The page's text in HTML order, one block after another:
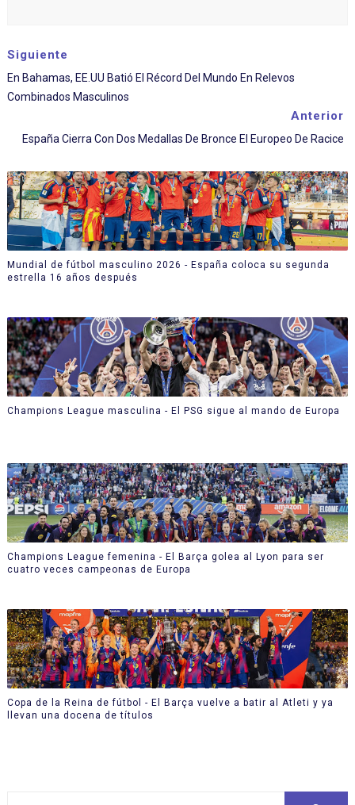
Siguiente
En Bahamas, EE.UU Batió El Récord Del Mundo En Relevos
Combinados Masculinos
Anterior
España Cierra Con Dos Medallas De Bronce El Europeo De Racice
Mundial de fútbol masculino 2026 - España coloca su segunda
estrella 16 años después
Champions League masculina - El PSG sigue al mando de Europa
Champions League femenina - El Barça golea al Lyon para ser
cuatro veces campeonas de Europa
Copa de la Reina de fútbol - El Barça vuelve a batir al Atleti y ya
llevan una docena de títulos